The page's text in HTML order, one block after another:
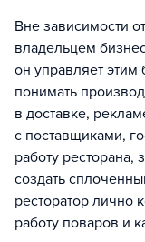
Вне зависимости
владельцем
он управляет
понимать
в доставке,
с поставщиками,
работу ресторана,
создать
ресторатор лично
работу поваров и